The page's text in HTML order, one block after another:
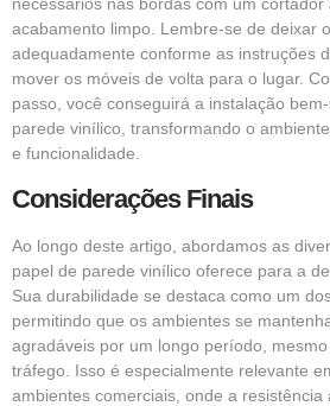
acabamento limpo. Lembre-se de deixar
adequadamente conforme as instruções
mover os móveis de volta para o lugar.
passo, você conseguirá a instalação
parede vinílico, transformando o
e funcionalidade.
Considerações Finais
Ao longo deste artigo, abordamos as
papel de parede vinílico oferece para a
Sua durabilidade se destaca como um
permitindo que os ambientes se
agradáveis por um longo período,
tráfego. Isso é especialmente relevante
ambientes comerciais, onde a